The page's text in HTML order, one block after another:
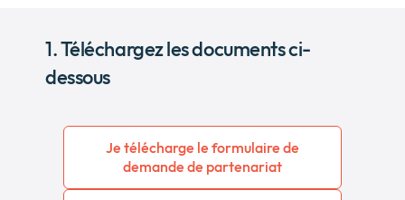
1. Téléchargez les documents ci-
dessous
Je télécharge le formulaire de
demande de partenariat